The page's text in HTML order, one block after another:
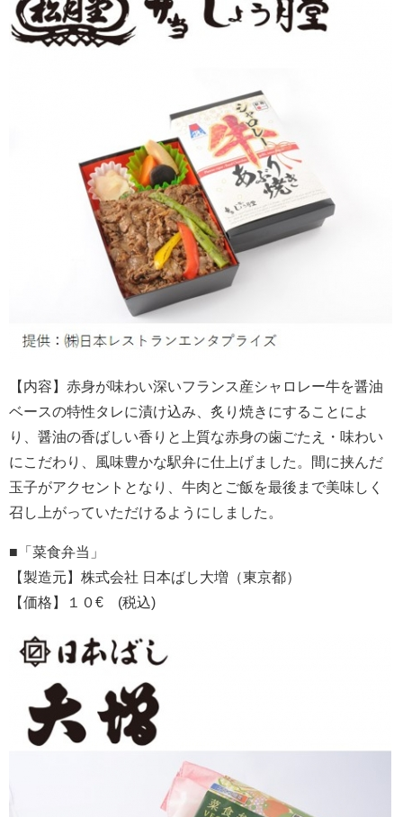
【内容】赤身が味わい深いフランス産シャロレー牛を醤油
ベースの特性タレに漬け込み、炙り焼きにすることによ
り、醤油の香ばしい香りと上質な赤身の歯ごたえ・味わい
にこだわり、風味豊かな駅弁に仕上げました。間に挟んだ
玉子がアクセントとなり、牛肉とご飯を最後まで美味しく
召し上がっていただけるようにしました。
■「菜食弁当」
【製造元】株式会社 日本ばし大増（東京都）
【価格】１０€ (税込)